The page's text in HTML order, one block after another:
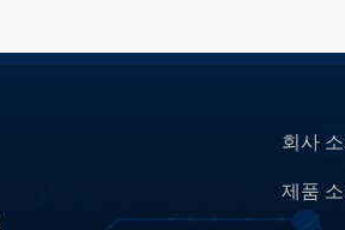
회사
제품